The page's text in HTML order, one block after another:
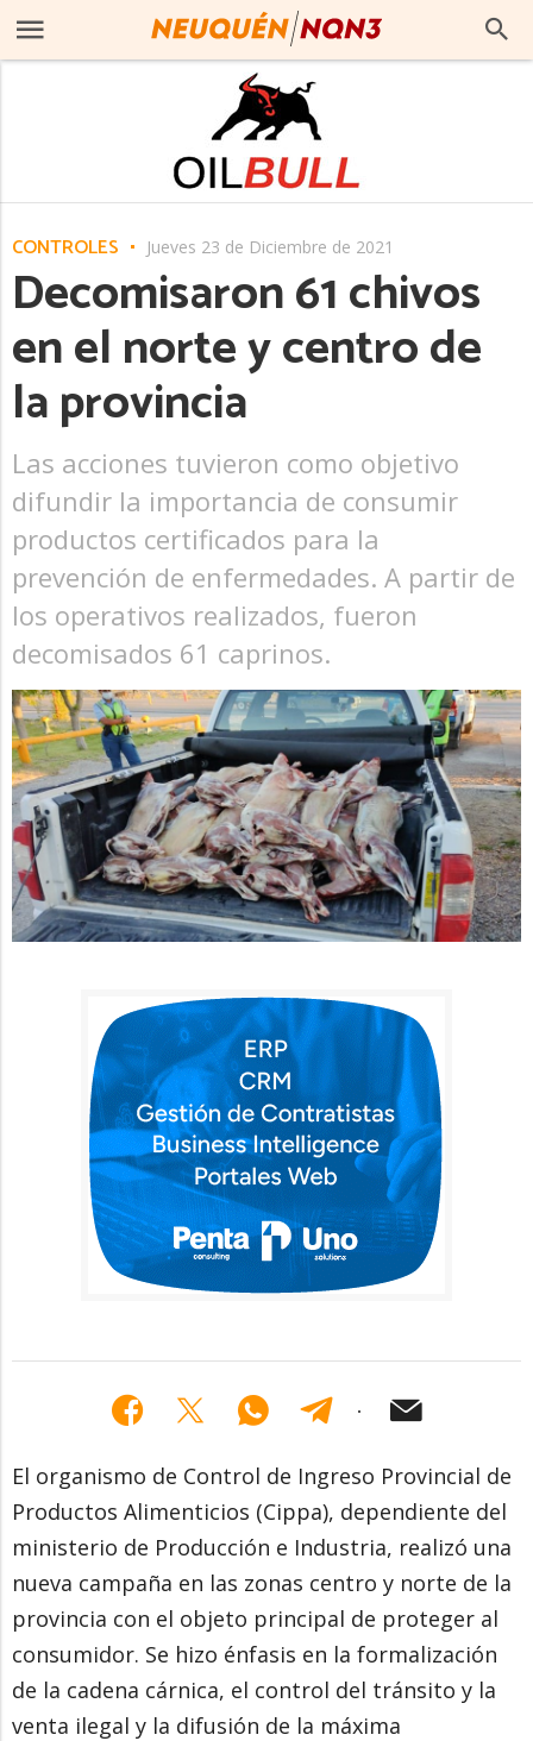
CONTROLES Jueves 23 de Diciembre de 2021
Decomisaron 61 chivos
en el norte y centro de
la provincia
Las acciones tuvieron como objetivo
difundir la importancia de consumir
productos certificados para la
prevención de enfermedades. A partir de
los operativos realizados, fueron
decomisados 61 caprinos.
El organismo de Control de Ingreso Provincial de
Productos Alimenticios (Cippa), dependiente del
ministerio de Producción e Industria, realizó una
nueva campaña en las zonas centro y norte de la
provincia con el objeto principal de proteger al
consumidor. Se hizo énfasis en la formalización
de la cadena cárnica, el control del tránsito y la
venta ilegal y la difusión de la máxima